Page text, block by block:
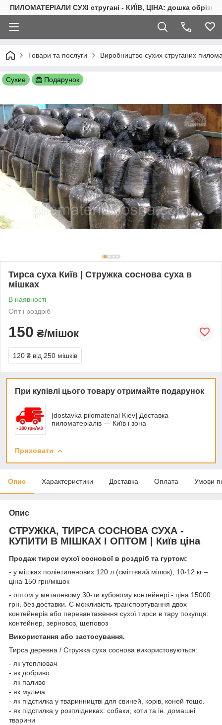
ПИЛОМАТЕРІАЛИ СУХІ стругані - КИЇВ, ЦІНА: дошка обрізна
Товари та послуги Виробництво сухих струганих
Сухие Подарунок
Тирса суха Київ | Стружка соснова суха в
мішках
В наявності
Опт і роздріб
150 ₴/мішок
120 ₴ від 250 мішків
При купівлі цього товару отримайте подарунок
[dostavka pilomaterial Kiev] Доставка
пиломатеріалів — Київ і зона
Приховати
Опис Характеристики Доставка Оплата Умови
Опис
СТРУЖКА, ТИРСА СОСНОВА СУХА -
КУПИТИ В МІШКАХ І ОПТОМ | Київ ціна
Продаж тирси сухої соснової в роздріб та гуртом:
- у мішках поліетиленових 120 л (сміттєвий мішок), 10-12 кг –
ціна 150 грн/мішок
- оптом у металевому 30-ти кубовому контейнері - ціна 15000
грн. без доставки. Є можливість транспортування двох
контейнерів або перевантаження сухої тирси в тару покупця:
контейнер, зерновоз, щеповоз
Використання або застосування.
Тирса деревна / Стружка суха соснова використовуються:
- як утеплювач
- як добриво
- як паливо
- як мульча
- як підстилка у тваринництві для свиней, корів, коней тощо.
- як підстилка у розплідниках: собаки, коти та ін. домашні
тварини